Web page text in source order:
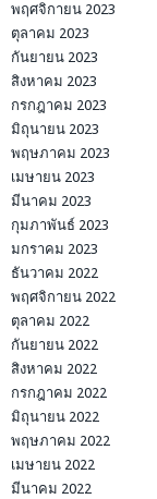
พฤศจิกายน 2023
ตุลาคม 2023
กันยายน 2023
สิงหาคม 2023
กรกฎาคม 2023
มิถุนายน 2023
พฤษภาคม 2023
เมษายน 2023
มีนาคม 2023
กุมภาพันธ์ 2023
มกราคม 2023
ธันวาคม 2022
พฤศจิกายน 2022
ตุลาคม 2022
กันยายน 2022
สิงหาคม 2022
กรกฎาคม 2022
มิถุนายน 2022
พฤษภาคม 2022
เมษายน 2022
มีนาคม 2022